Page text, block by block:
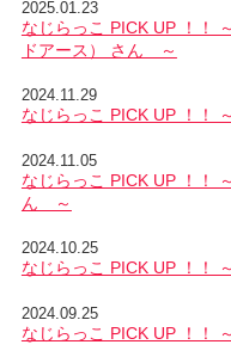
2025.01.23
なじらっこ PICK UP ！
ドアース） さん ～
2024.11.29
なじらっこ PICK UP ！
2024.11.05
なじらっこ PICK UP ！
ん ～
2024.10.25
なじらっこ PICK UP ！
2024.09.25
なじらっこ PICK UP ！